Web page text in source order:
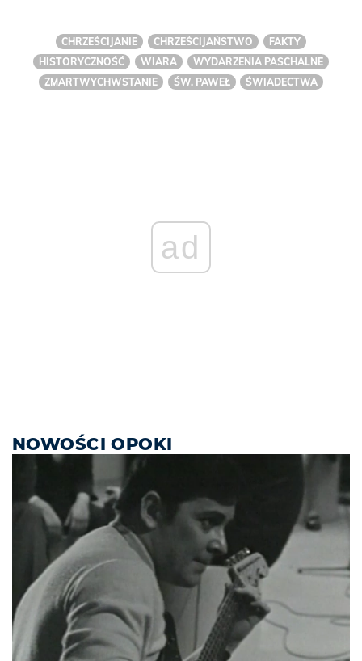
CHRZEŚCIJANIE CHRZEŚCIJAŃSTWO
FAKTY
HISTORYCZNOŚĆ
WIARA
WYDARZENIA PASCHALNE
ZMARTWYCHWSTANIE
ŚW. PAWEŁ ŚWIADECTWA
ad
NOWOŚCI OPOKI